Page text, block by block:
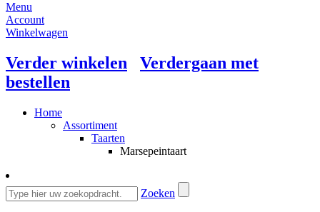
Menu
Account
Winkelwagen
Verder winkelen
Verdergaan met
bestellen
Home
Assortiment
Taarten
Marsepeintaart
Zoeken